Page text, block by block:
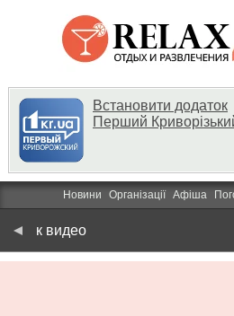
Встановити додаток
Перший
Новини Організації Афіша
к видео